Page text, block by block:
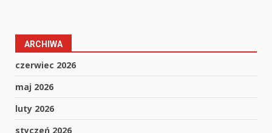
ARCHIWA
czerwiec 2026
maj 2026
luty 2026
styczeń 2026